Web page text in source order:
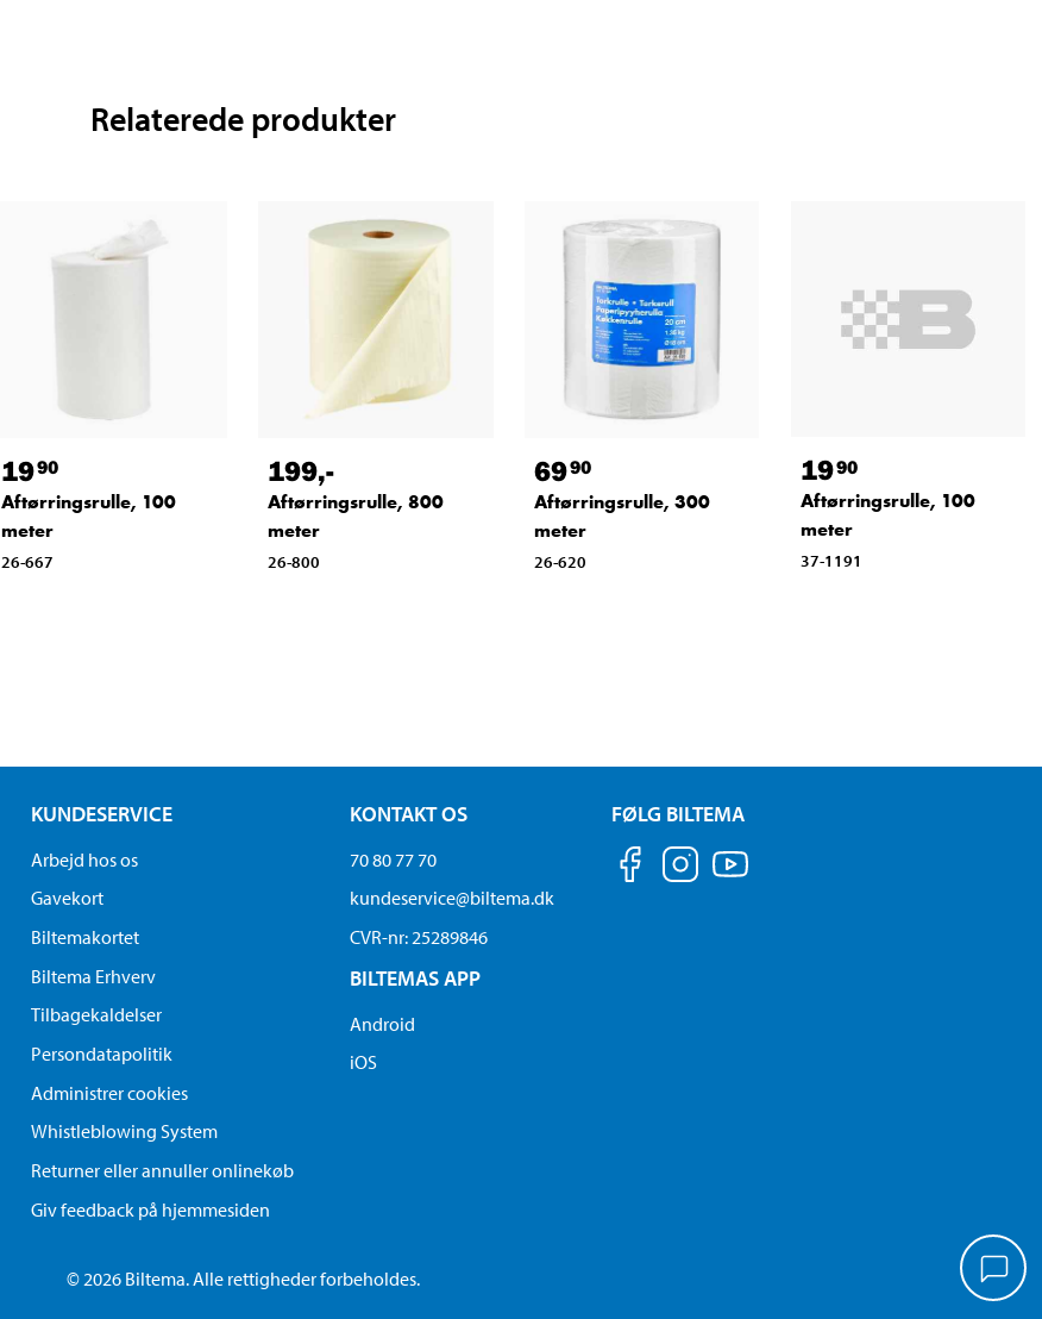
Relaterede produkter
1990
Aftørringsrulle, 100
meter
26-667
199,-
Aftørringsrulle, 800
meter
26-800
6990
Aftørringsrulle, 300
meter
26-620
1990
Aftørringsrulle, 100
meter
37-1191
KUNDESERVICE
Arbejd hos os
Gavekort
Biltemakortet
Biltema Erhverv
Tilbagekaldelser
Persondatapolitik
Administrer cookies
Whistleblowing System
Returner eller annuller onlinekøb
Giv feedback på hjemmesiden
KONTAKT OS
70 80 77 70
kundeservice@biltema.dk
CVR-nr: 25289846
BILTEMAS APP
Android
iOS
FØLG BILTEMA
© 2026 Biltema. Alle rettigheder forbeholdes.